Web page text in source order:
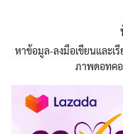
หาข้อมูล-ลงมือเขียนและเ
ภาพดอทคอ